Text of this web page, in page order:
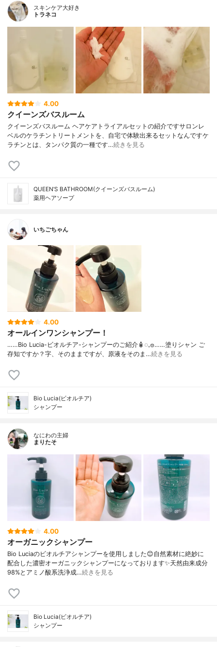
スキンケア大好き
トラネコ
4.00
クイーンズバスルーム
クイーンズバスルーム ヘアケアトライアルセットの紹介ですサロンレ
ベルのケラチントリートメントを、自宅で体験出来るセットなんですケ
ラチンとは、タンパク質の一種です…続きを見る
QUEEN’S BATHROOM(クイーンズバスルーム)
薬用ヘアソープ
いちごちゃん
4.00
オールインワンシャンプー！
……⁡Bio Lucia⁡⁡-ビオルチア-⁡⁡シャンプー⁡⁡のご紹介🧴‎◌𓈒𓐍⁡……⁡⁡⁡⁡塗りシャン ご
存知ですか？⁡⁡⁡⁡字、そのままですが、⁡原液をそのま…続きを見る
Bio Lucia(ビオルチア)
シャンプー
なにわの主婦
まりたそ
4.00
オーガニックシャンプー
Bio Luciaのビオルチアシャンプーを使用しました😊自然素材に絶妙に
配合した濃密オーガニックシャンプーになっております✨天然由来成分
98%とアミノ酸系洗浄成…続きを見る
Bio Lucia(ビオルチア)
シャンプー